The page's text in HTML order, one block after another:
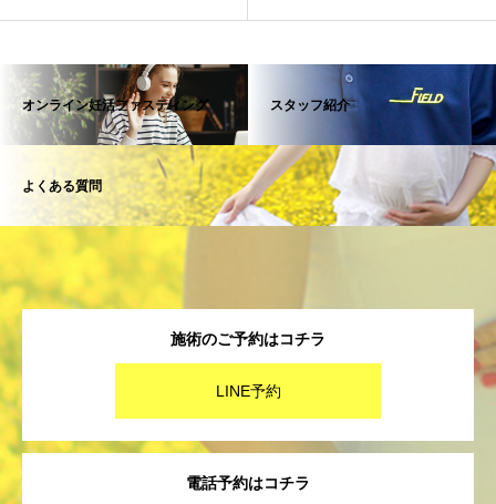
オンライン妊活ファスティング スタッフ紹介
よくある質問
施術のご予約はコチラ
LINE予約
電話予約はコチラ